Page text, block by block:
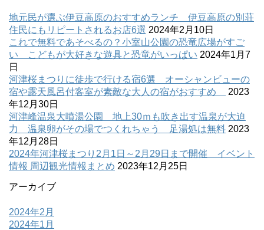
地元民が選ぶ伊豆高原のおすすめランチ 伊豆高原の別荘
住民にもリピートされるお店6選 2024年2月10日
これで無料であそべるの？小室山公園の恐竜広場がすご
い こどもが大好きな遊具と恐竜がいっぱい 2024年1月7
日
河津桜まつりに徒歩で行ける宿6選 オーシャンビューの
宿や露天風呂付客室が素敵な大人の宿がおすすめ
2023
年12月30日
河津峰温泉大噴湯公園 地上30ｍも吹き出す温泉が大迫
力 温泉卵がその場でつくれちゃう 足湯処は無料 2023
年12月28日
2024年河津桜まつり2月1日～2月29日まで開催 イベント
情報 周辺観光情報まとめ 2023年12月25日
アーカイブ
2024年2月
2024年1月